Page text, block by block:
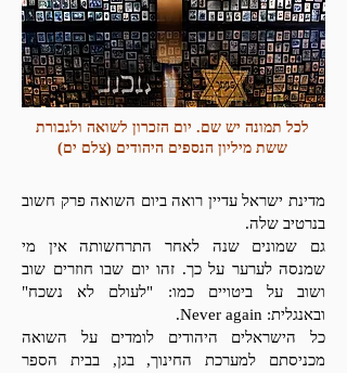
לכל תמונה יש שם. יום הזכרון לשואה ולגבורת
ששת מיליון הנספים היהודים (צלם ים)
מדינת ישראל עדיין רואה ביום השואה פרק חשוב
בנרטיב שלה.
גם שמונים שנה לאחר התרחשותה אין מי
שמנסה לערער על כך. זהו יום שבו חוזרים שוב
ושוב על ביטויים כמו: "לעולם לא נשכח"
ובאנגלית: Never again
.
כל הישראלים היהודים לומדים על השואה
מכניסתם למערכת החינוך, בגן, בבית הספר